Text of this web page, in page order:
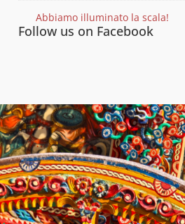
Abbiamo illuminato la scala!
Follow us on Facebook